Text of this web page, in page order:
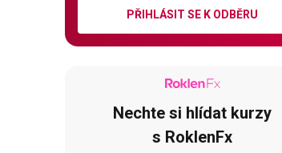
PŘIHLÁSIT SE K ODBĚRU
Nechte si hlídat kurzy
s RoklenFx